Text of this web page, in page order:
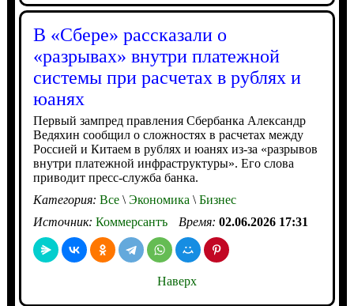
В «Сбере» рассказали о
«разрывах» внутри платежной
системы при расчетах в рублях и
юанях
Первый зампред правления Сбербанка Александр
Ведяхин сообщил о сложностях в расчетах между
Россией и Китаем в рублях и юанях из-за «разрывов
внутри платежной инфраструктуры». Его слова
приводит пресс-служба банка.
Категория: Все\Экономика \Бизнес
Источник: Коммерсантъ Время: 02.06.2026 17:31
Наверх